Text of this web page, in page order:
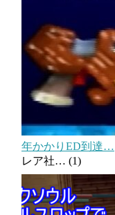
年かかりED到達…
レア社… (1)